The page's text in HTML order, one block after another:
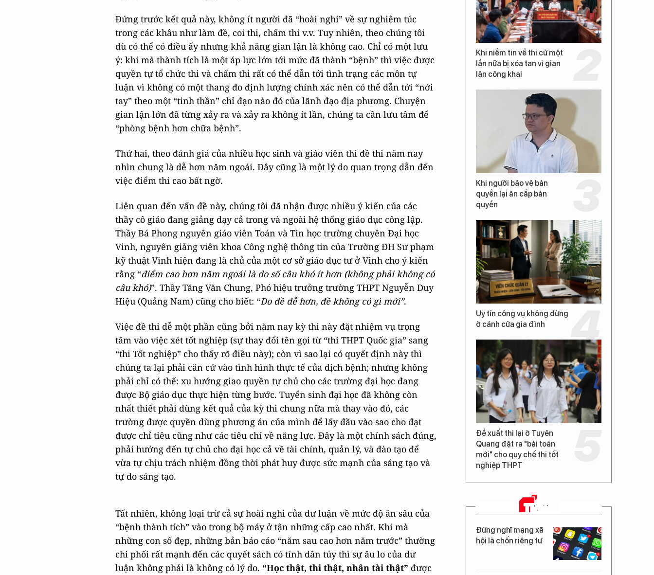
Đứng trước kết quả này, không ít người đã “hoài nghi” về sự nghiêm túc
trong các khâu như làm đề, coi thi, chấm thi v.v. Tuy nhiên, theo chúng tôi
dù có thể có điều ấy nhưng khả năng gian lận là không cao. Chỉ có một lưu
ý: khi mà thành tích là một áp lực lớn tới mức đã thành “bệnh” thì việc được
quyền tự tổ chức thi và chấm thi rất có thể dẫn tới tình trạng các môn tự
luận vì không có một thang đo định lượng chính xác nên có thể dẫn tới “nới
tay” theo một “tinh thần” chỉ đạo nào đó của lãnh đạo địa phương. Chuyện
gian lận lớn đã từng xảy ra và xảy ra không ít lần, chúng ta cần lưu tâm để
“phòng bệnh hơn chữa bệnh”.
Thứ hai, theo đánh giá của nhiều học sinh và giáo viên thì đề thi năm nay
nhìn chung là dễ hơn năm ngoái. Đây cũng là một lý do quan trọng dẫn đến
việc điểm thi cao bất ngờ.
Liên quan đến vấn đề này, chúng tôi đã nhận được nhiều ý kiến của các
thầy cô giáo đang giảng dạy cả trong và ngoài hệ thống giáo dục công lập.
Thầy Bá Phong nguyên giáo viên Toán và Tin học trường chuyên Đại học
Vinh, nguyên giảng viên khoa Công nghệ thông tin của Trường ĐH Sư phạm
kỹ thuật Vinh hiện đang là chủ của một cơ sở giáo dục tư ở Vinh cho ý kiến
rằng “điểm cao hơn năm ngoái là do số câu khó ít hơn (không phải không có
câu khó)”. Thầy Tăng Văn Chung, Phó hiệu trưởng trường THPT Nguyễn Duy
Hiệu (Quảng Nam) cũng cho biết: “Do đề dễ hơn, đề không có gì mới”.
Việc đề thi dễ một phần cũng bởi năm nay kỳ thi này đặt nhiệm vụ trọng
tâm vào việc xét tốt nghiệp (sự thay đổi tên gọi từ “thi THPT Quốc gia” sang
“thi Tốt nghiệp” cho thấy rõ điều này); còn vì sao lại có quyết định này thì
chúng ta lại phải căn cứ vào tình hình thực tế của dịch bệnh; nhưng không
phải chỉ có thế: xu hướng giao quyền tự chủ cho các trường đại học đang
được Bộ giáo dục thực hiện từng bước. Tuyển sinh đại học đã không còn
nhất thiết phải dùng kết quả của kỳ thi chung nữa mà thay vào đó, các
trường được quyền dùng phương án của mình để lấy đầu vào sao cho đạt
được chỉ tiêu cũng như các tiêu chí về năng lực. Đây là một chính sách đúng,
phải hướng đến tự chủ cho đại học cả về tài chính, quản lý, và đào tạo để
vừa tự chịu trách nhiệm đồng thời phát huy được sức mạnh của sáng tạo và
tự do sáng tạo.
Tất nhiên, không loại trừ cả sự hoài nghi của dư luận về mức độ ăn sâu của
“bệnh thành tích” vào trong bộ máy ở tận những cấp cao nhất. Khi mà
những con số đẹp, những bản báo cáo “năm sau cao hơn năm trước” thường
chi phối rất mạnh đến các quyết sách có tính dân túy thì sự âu lo của dư
luận không phải là không có lý do. “Học thật, thi thật, nhân tài thật” được
Khi niềm tin về thi cử một
lần nữa bị xóa tan vì gian
lận công khai
Khi người bảo vệ bản
quyền lại ăn cắp bản
quyền
Uy tín công vụ không dừng
ở cánh cửa gia đình
Đề xuất thi lại ở Tuyên
Quang đặt ra "bài toán
mới" cho quy chế thi tốt
nghiệp THPT
TIN MỚI
Đừng nghĩ mạng xã
hội là chốn riêng tư